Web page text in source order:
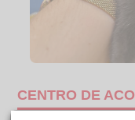
CENTRO DE